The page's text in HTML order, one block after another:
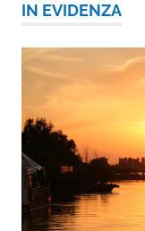
IN EVIDENZA